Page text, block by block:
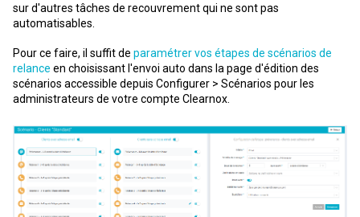
sur d'autres tâches de recouvrement qui ne sont pas
automatisables.
Pour ce faire, il suffit de paramétrer vos étapes de scénarios de
relance en choisissant l'envoi auto dans la page d'édition des
scénarios accessible depuis Configurer > Scénarios pour les
administrateurs de votre compte Clearnox.